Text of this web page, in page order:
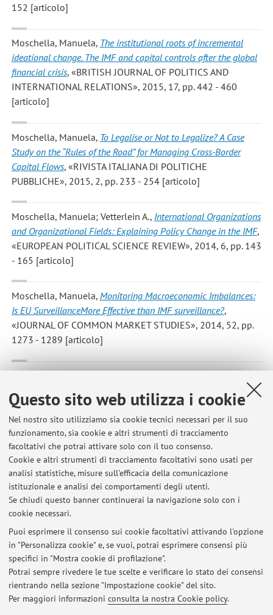
Questo sito web utilizza i cookie
Nel nostro sito utilizziamo sia cookie tecnici necessari per il suo
funzionamento, sia cookie e altri strumenti di tracciamento
facoltativi che potrai attivare solo con il tuo consenso.
Cookie e altri strumenti di tracciamento facoltativi sono usati per
analisi statistiche, misure sull'efficacia della comunicazione
istituzionale e analisi dei comportamenti degli utenti.
Se chiudi questo banner continuerai la navigazione solo con i
cookie necessari.
Puoi esprimere il consenso sui cookie facoltativi attivando l'opzione
in "Personalizza cookie" e, se vuoi, potrai esprimere consensi più
specifici in "Mostra cookie di profilazione".
Potrai sempre rivedere le tue scelte e verificare lo stato dei consensi
rientrando nella sezione "Impostazione cookie" del sito.
Per maggiori informazioni consulta la nostra Cookie policy.
152 [articolo]
Moschella, Manuela, The institutional roots of incremental
ideational change. The IMF and capital controls after the global
financial crisis, «BRITISH JOURNAL OF POLITICS AND
INTERNATIONAL RELATIONS», 2015, 17, pp. 442 - 460
[articolo]
Moschella, Manuela, To Legalise or Not to Legalize? A Case
Study on the “Rules of the Road” for Managing Cross-Border
Capital Flows, «RIVISTA ITALIANA DI POLITICHE
PUBBLICHE», 2015, 2, pp. 233 - 254 [articolo]
Moschella, Manuela; Vetterlein A., International Organizations
and Organizational Fields: Explaining Policy Change in the IMF,
«EUROPEAN POLITICAL SCIENCE REVIEW», 2014, 6, pp. 143
- 165 [articolo]
Moschella, Manuela, Monitoring Macroeconomic Imbalances:
Is EU SurveillanceMore Effective than IMF surveillance?,
«JOURNAL OF COMMON MARKET STUDIES», 2014, 52, pp.
1273 - 1289 [articolo]
Tony Payne, Handbook of International Political Economy
Governance, CHELTENHAM, Edward Elgar Publishing, 2014,
pp. 108 - 123 [capitolo di libro]
1 2 3 4 5
Ultimi avvisi
Al momento non sono presenti avvisi.